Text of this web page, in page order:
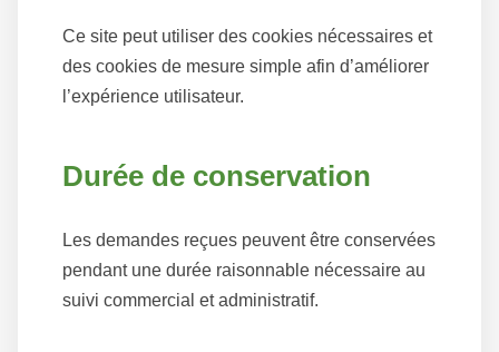
Ce site peut utiliser des cookies nécessaires et
des cookies de mesure simple afin d’améliorer
l’expérience utilisateur.
Durée de conservation
Les demandes reçues peuvent être conservées
pendant une durée raisonnable nécessaire au
suivi commercial et administratif.